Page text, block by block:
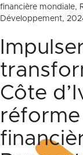
financière mondiale,
Développement,
Côte